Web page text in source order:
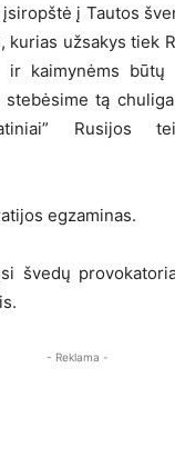
įsiropštė į Tautos
kurias užsakys tiek
kaimynėms būtų
tą
Rusijos
egzaminas.
švedų
- Reklama -